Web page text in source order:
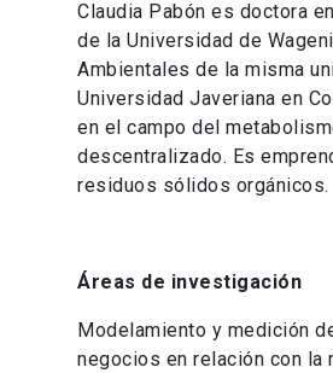
Claudia Pabón es doctora
de la Universidad de
Ambientales de la misma
Universidad Javeriana en
en el campo del
descentralizado. Es
residuos sólidos orgánicos.
Áreas de investigación
Modelamiento y medición
negocios en relación con la